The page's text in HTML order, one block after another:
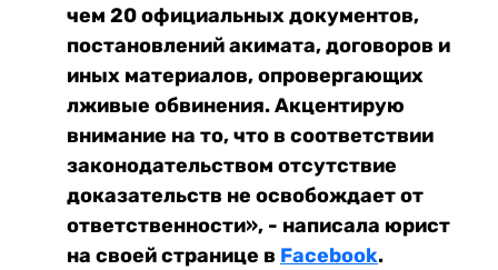
чем 20 официальных документов,
постановлений акимата, договоров и
иных материалов, опровергающих
лживые обвинения. Акцентирую
внимание на то, что в соответствии
законодательством отсутствие
доказательств не освобождает от
ответственности», - написала юрист
на своей странице в Facebook.